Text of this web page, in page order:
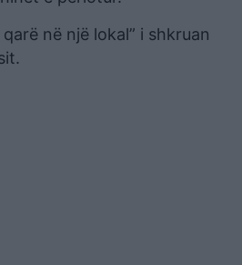
në një lokal” i shkruan